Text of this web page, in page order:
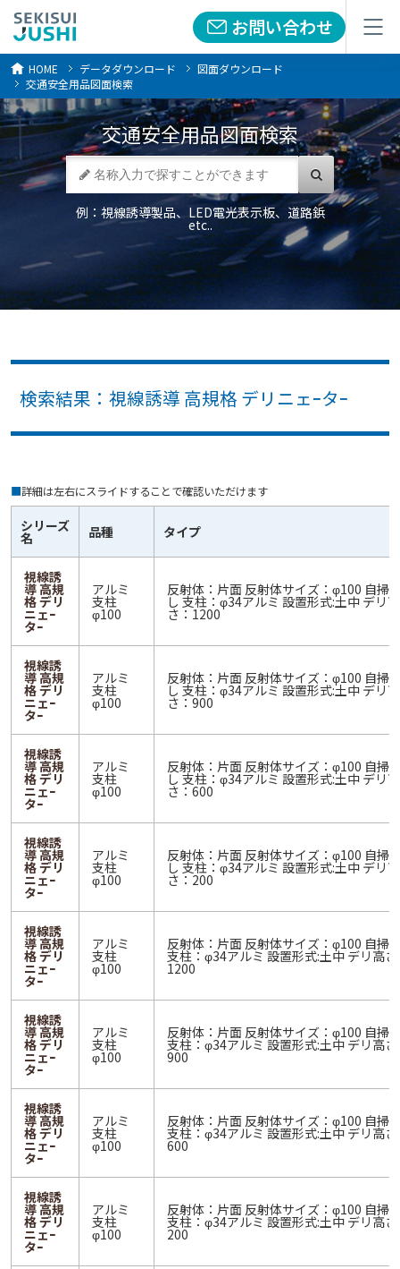
お問い合わせ
メニュー お問い合わせ
メニュー
HOME データダウンロード
図面ダウンロード
交通安全用品図面検索
交通安全用品図面検索
例：視線誘導製品、LED電光表示板、道路鋲
etc..
検索結果：視線誘導 高規格 デリニェｰタｰ
■詳細は左右にスライドすることで確認いただけます
シリーズ
名 品種 タイプ
視線誘
導 高規
格 デリ
ニェｰ
タｰ
アルミ
支柱
φ100
反射体：片面 反射体サイズ：φ100 自掃
し 支柱：φ34アルミ 設置形式:土中 デリ高
さ：1200
視線誘
導 高規
格 デリ
ニェｰ
タｰ
アルミ
支柱
φ100
反射体：片面 反射体サイズ：φ100 自掃
し 支柱：φ34アルミ 設置形式:土中 デリ高
さ：900
視線誘
導 高規
格 デリ
ニェｰ
タｰ
アルミ
支柱
φ100
反射体：片面 反射体サイズ：φ100 自掃
し 支柱：φ34アルミ 設置形式:土中 デリ高
さ：600
視線誘
導 高規
格 デリ
ニェｰ
タｰ
アルミ
支柱
φ100
反射体：片面 反射体サイズ：φ100 自掃
し 支柱：φ34アルミ 設置形式:土中 デリ高
さ：200
視線誘
導 高規
格 デリ
ニェｰ
タｰ
アルミ
支柱
φ100
反射体：片面 反射体サイズ：φ100 自掃
支柱：φ34アルミ 設置形式:土中 デリ高
1200
視線誘
導 高規
格 デリ
ニェｰ
タｰ
アルミ
支柱
φ100
反射体：片面 反射体サイズ：φ100 自掃
支柱：φ34アルミ 設置形式:土中 デリ高
900
視線誘
導 高規
格 デリ
ニェｰ
タｰ
アルミ
支柱
φ100
反射体：片面 反射体サイズ：φ100 自掃
支柱：φ34アルミ 設置形式:土中 デリ高
600
視線誘
導 高規
格 デリ
ニェｰ
タｰ
アルミ
支柱
φ100
反射体：片面 反射体サイズ：φ100 自掃
支柱：φ34アルミ 設置形式:土中 デリ高
200